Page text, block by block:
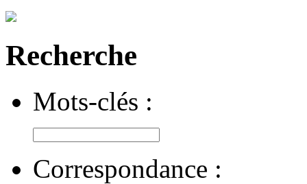
Recherche
Mots-clés :
Correspondance :